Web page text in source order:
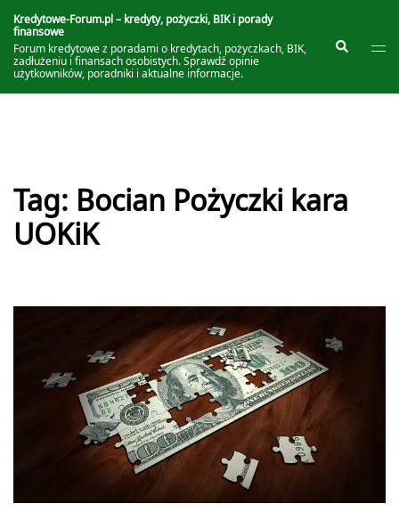
do
treści
Kredytowe-Forum.pl – kredyty, pożyczki, BIK i porady
finansowe
Forum kredytowe z poradami o kredytach, pożyczkach, BIK,
zadłużeniu i finansach osobistych. Sprawdź opinie
użytkowników, poradniki i aktualne informacje.
Szukaj
Tag: Bocian Pożyczki kara
UOKiK